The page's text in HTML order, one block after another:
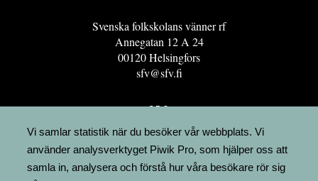
Svenska folkskolans vänner rf
Annegatan 12 A 24
00120 Helsingfors
sfv@sfv.fi
GRO
FÖRENINGSRESURSEN
MINNESRUNOR.FI
UPPSLAGSVERKET FINLAND
Vi samlar statistik när du besöker vår webbplats. Vi
använder analysverktyget Piwik Pro, som hjälper oss att
samla in, analysera och förstå hur våra besökare rör sig